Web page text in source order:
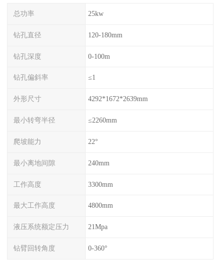
总功率 25kw
钻孔直径 120-180mm
钻孔深度 0-100m
钻孔偏斜率 ≤1
外形尺寸 4292*1672*2639mm
最小转弯半径 ≤2260mm
爬坡能力 22°
最小离地间隙 240mm
工作高度 3300mm
最大工作高度 4800mm
液压系统额定压力 21Mpa
钻臂回转角度 0-360°